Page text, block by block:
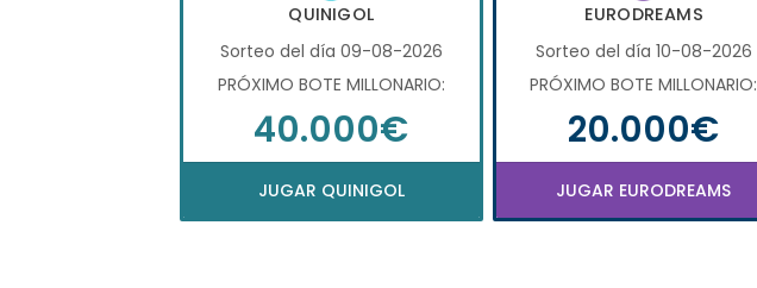
QUINIGOL
Sorteo del día 09-08-2026
PRÓXIMO BOTE MILLONARIO:
40.000€
JUGAR QUINIGOL
EURODREAMS
Sorteo del día 10-08-2026
PRÓXIMO BOTE MILLONARIO:
20.000€
JUGAR EURODREAMS